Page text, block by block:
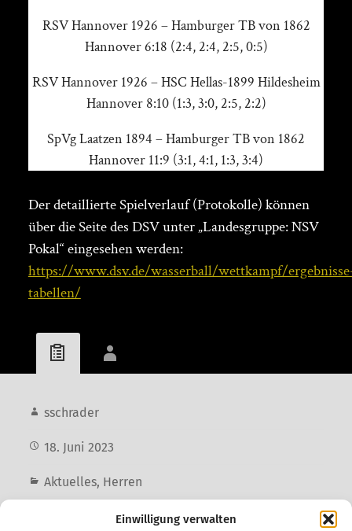
Einwilligung verwalten
RSV Hannover 1926 – Hamburger TB von 1862
Hannover 6:18 (2:4, 2:4, 2:5, 0:5)
RSV Hannover 1926 – HSC Hellas-1899 Hildesheim
Hannover 8:10 (1:3, 3:0, 2:5, 2:2)
SpVg Laatzen 1894 – Hamburger TB von 1862
Hannover 11:9 (3:1, 4:1, 1:3, 3:4)
Der detaillierte Spielverlauf (Protokolle) können
über die Seite des DSV unter „Landesgruppe: NSV
Pokal“ eingesehen werden:
https://www.dsv.de/wasserball/wettkampf/
tabellen/
sschrader
18. Juni 2023
Aktuelles, Herren
NSV Pokal